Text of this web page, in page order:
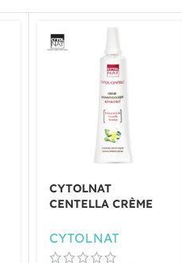
CYTOLNAT
CENTELLA CRÈME
RÉPARATRICE 15ML
CYTOLNAT